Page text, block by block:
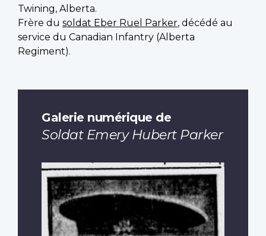
Twining, Alberta.
Frère du soldat Eber Ruel Parker, décédé au
service du Canadian Infantry (Alberta
Regiment).
Galerie numérique de
Soldat Emery Hubert Parker